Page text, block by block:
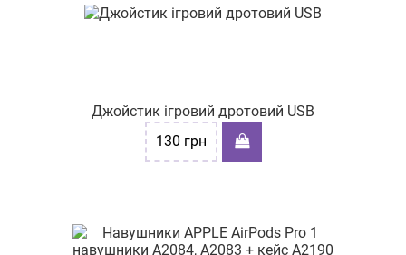
Джойстик ігровий дротовий USB
130 грн